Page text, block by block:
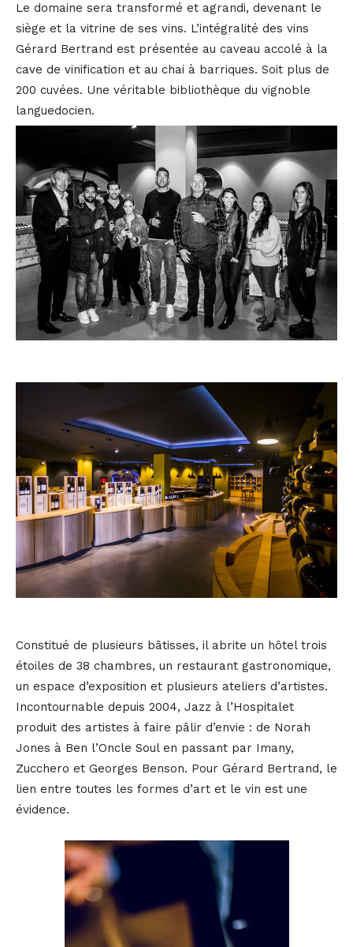
Le domaine sera transformé et agrandi, devenant le
siège et la vitrine de ses vins. L’intégralité des vins
Gérard Bertrand est présentée au caveau accolé à la
cave de vinification et au chai à barriques. Soit plus de
200 cuvées. Une véritable bibliothèque du vignoble
languedocien.
Constitué de plusieurs bâtisses, il abrite un hôtel trois
étoiles de 38 chambres, un restaurant gastronomique,
un espace d’exposition et plusieurs ateliers d’artistes.
Incontournable depuis 2004, Jazz à l’Hospitalet
produit des artistes à faire pâlir d’envie : de Norah
Jones à Ben l’Oncle Soul en passant par Imany,
Zucchero et Georges Benson. Pour Gérard Bertrand, le
lien entre toutes les formes d’art et le vin est une
évidence.